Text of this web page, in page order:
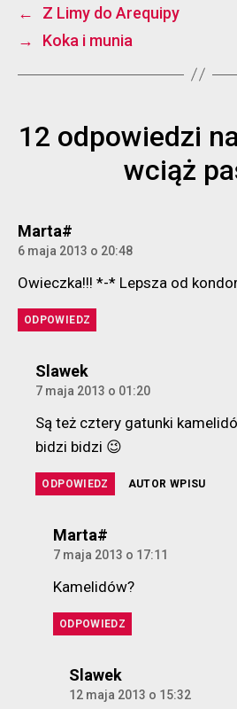
←
Z Limy do Arequipy
→
Koka i munia
12 odpowiedzi
wciąż
Marta#
6 maja 2013 o 20:48
Owieczka!!! *-* Lepsza od
ODPOWIEDZ
Slawekkomentarz:
7 maja 2013 o 01:20
Są też cztery gatunki
bidzi bidzi 😉
ODPOWIEDZ AUTOR WPISU
Marta#komentarz:
7 maja 2013 o 17:11
Kamelidów?
ODPOWIEDZ
Slawekkomentarz:
12 maja 2013 o 15:32